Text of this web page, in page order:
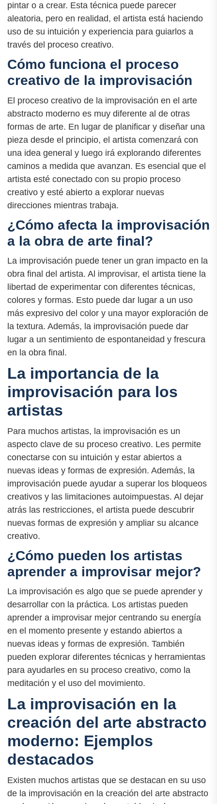
pintar o a crear. Esta técnica puede parecer
aleatoria, pero en realidad, el artista está haciendo
uso de su intuición y experiencia para guiarlos a
través del proceso creativo.
Cómo funciona el proceso
creativo de la improvisación
El proceso creativo de la improvisación en el arte
abstracto moderno es muy diferente al de otras
formas de arte. En lugar de planificar y diseñar una
pieza desde el principio, el artista comenzará con
una idea general y luego irá explorando diferentes
caminos a medida que avanzan. Es esencial que el
artista esté conectado con su propio proceso
creativo y esté abierto a explorar nuevas
direcciones mientras trabaja.
¿Cómo afecta la improvisación
a la obra de arte final?
La improvisación puede tener un gran impacto en la
obra final del artista. Al improvisar, el artista tiene la
libertad de experimentar con diferentes técnicas,
colores y formas. Esto puede dar lugar a un uso
más expresivo del color y una mayor exploración de
la textura. Además, la improvisación puede dar
lugar a un sentimiento de espontaneidad y frescura
en la obra final.
La importancia de la
improvisación para los
artistas
Para muchos artistas, la improvisación es un
aspecto clave de su proceso creativo. Les permite
conectarse con su intuición y estar abiertos a
nuevas ideas y formas de expresión. Además, la
improvisación puede ayudar a superar los bloqueos
creativos y las limitaciones autoimpuestas. Al dejar
atrás las restricciones, el artista puede descubrir
nuevas formas de expresión y ampliar su alcance
creativo.
¿Cómo pueden los artistas
aprender a improvisar mejor?
La improvisación es algo que se puede aprender y
desarrollar con la práctica. Los artistas pueden
aprender a improvisar mejor centrando su energía
en el momento presente y estando abiertos a
nuevas ideas y formas de expresión. También
pueden explorar diferentes técnicas y herramientas
para ayudarles en su proceso creativo, como la
meditación y el uso del movimiento.
La improvisación en la
creación del arte abstracto
moderno: Ejemplos
destacados
Existen muchos artistas que se destacan en su uso
de la improvisación en la creación del arte abstracto